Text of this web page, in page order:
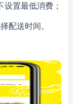
设置最低消费；
配送时间。